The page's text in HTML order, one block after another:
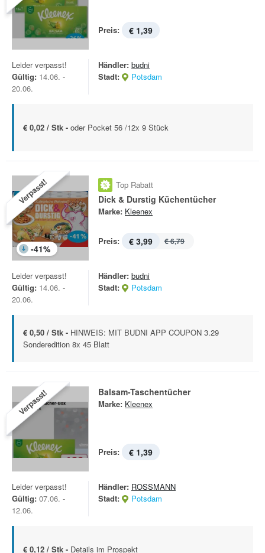
Preis: € 1,39
Leider verpasst!
Gültig: 14.06. -
20.06.
Händler: budni
Stadt:
Potsdam
€ 0,02 / Stk - oder Pocket 56 /12x 9 Stück
Verpasst!
-41%
Top Rabatt
Dick & Durstig Küchentücher
Marke: Kleenex
Preis: € 3,99 € 6,79
Leider verpasst!
Gültig: 14.06. -
20.06.
Händler: budni
Stadt:
Potsdam
€ 0,50 / Stk - HINWEIS: MIT BUDNI APP COUPON 3.29
Sonderedition 8x 45 Blatt
Verpasst! Balsam-Taschentücher
Marke: Kleenex
Preis: € 1,39
Leider verpasst!
Gültig: 07.06. -
12.06.
Händler: ROSSMANN
Stadt:
Potsdam
€ 0,12 / Stk - Details im Prospekt